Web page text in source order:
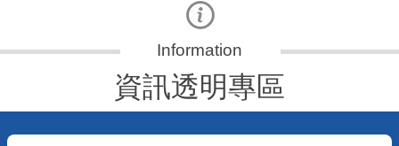
資訊透明專區